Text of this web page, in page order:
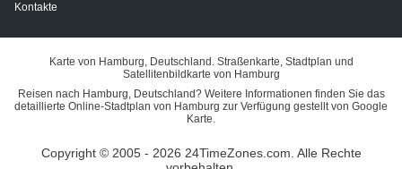
Kontakte
Karte von Hamburg, Deutschland. Straßenkarte, Stadtplan und
Satellitenbildkarte von Hamburg
Reisen nach Hamburg, Deutschland? Weitere Informationen finden Sie das
detaillierte Online-Stadtplan von Hamburg zur Verfügung gestellt von Google
Karte.
Copyright © 2005 - 2026 24TimeZones.com. Alle Rechte